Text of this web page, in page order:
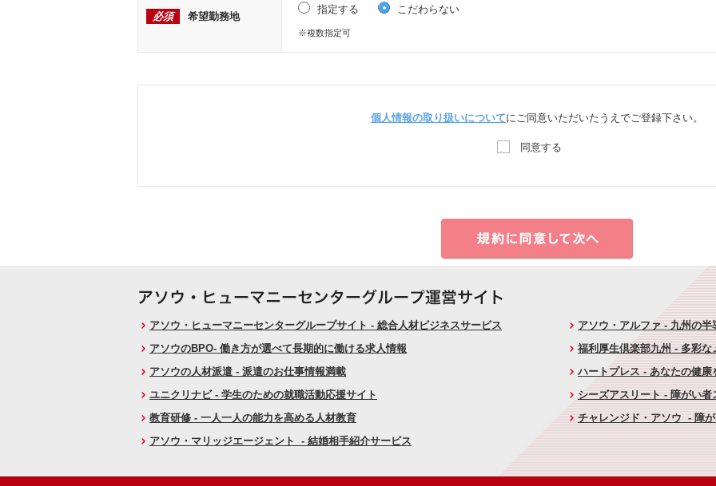
必須 希望勤務地
指定する こだわらない
※複数指定可
個人情報の取り扱いについてにご同意いただいたうえでご登録下さい。
同意する
アソウ・ヒューマニーセンターグループサイト - 総合人材ビジネスサービス
アソウのBPO- 働き方が選べて長期的に働ける求人情報
アソウの人材派遣 - 派遣のお仕事情報満載
ユニクリナビ - 学生のための就職活動応援サイト
教育研修 - 一人一人の能力を高める人材教育
アソウ・マリッジエージェント - 結婚相手紹介サービス
アソウ・アルファ - 九州の
福利厚生倶楽部九州 - 多彩
ハートプレス - あなたの健康
シーズアスリート - 障がい
チャレンジド・アソウ - 障